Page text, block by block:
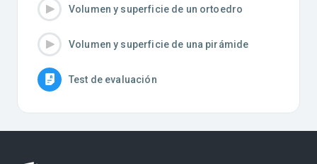
Volumen y superficie de un ortoedro
Volumen y superficie de una pirámide
Test de evaluación